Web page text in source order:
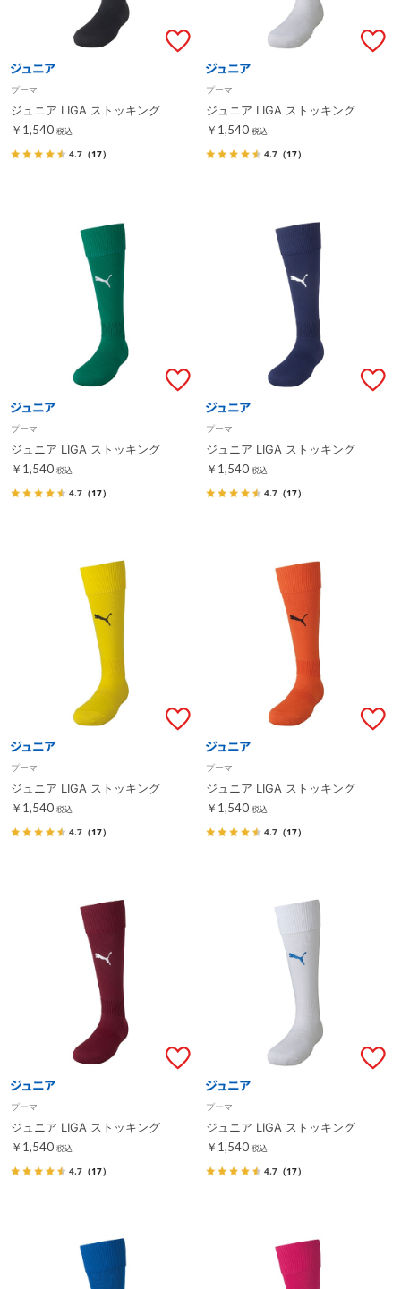
プーマ
ジュニア LIGA ストッキング
￥1,540 税込
4.7 （17）
プーマ
ジュニア LIGA ストッキング
￥1,540 税込
4.7 （17）
プーマ
ジュニア LIGA ストッキング
￥1,540 税込
4.7 （17）
プーマ
ジュニア LIGA ストッキング
￥1,540 税込
4.7 （17）
プーマ
ジュニア LIGA ストッキング
￥1,540 税込
4.7 （17）
プーマ
ジュニア LIGA ストッキング
￥1,540 税込
4.7 （17）
プーマ
ジュニア LIGA ストッキング
￥1,540 税込
4.7 （17）
プーマ
ジュニア LIGA ストッキング
￥1,540 税込
4.7 （17）